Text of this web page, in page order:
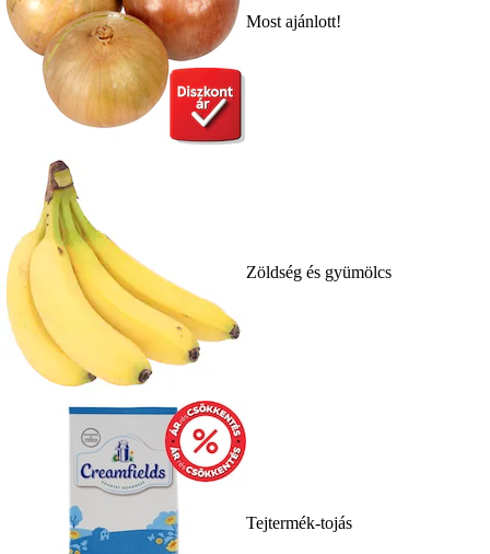
Most ajánlott!
Zöldség és gyümölcs
Tejtermék-tojás